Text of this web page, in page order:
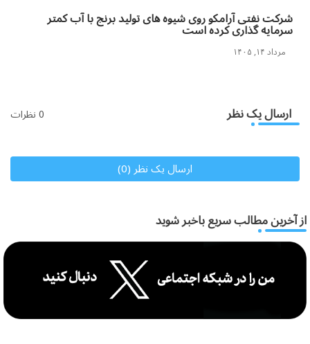
شرکت نفتی آرامکو روی شیوه های تولید برنج با آب کمتر
سرمایه گذاری کرده است
مرداد ۱۴, ۱۴۰۵
ارسال یک نظر 0 نظرات
ارسال یک نظر (0)
از آخرین مطالب سریع باخبر شوید